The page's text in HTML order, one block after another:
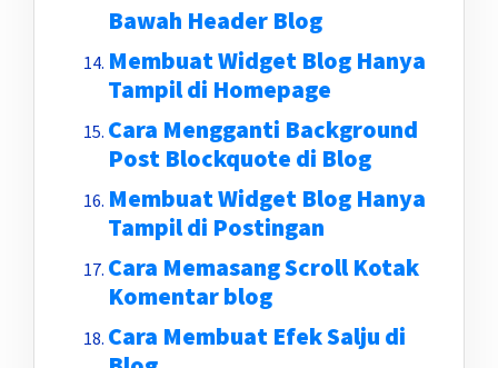
Bawah Header Blog
Membuat Widget Blog Hanya
Tampil di Homepage
Cara Mengganti Background
Post Blockquote di Blog
Membuat Widget Blog Hanya
Tampil di Postingan
Cara Memasang Scroll Kotak
Komentar blog
Cara Membuat Efek Salju di